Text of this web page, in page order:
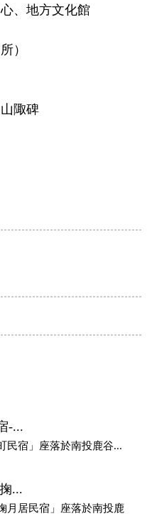
、地方文化館
）
陬碑
-...
民宿」座落於南投鹿谷...
...
月居民宿」座落於南投鹿